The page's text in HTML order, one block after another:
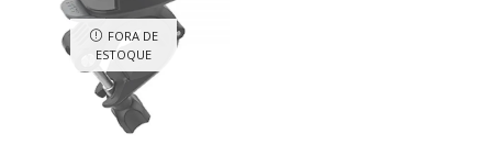
FORA DE
ESTOQUE